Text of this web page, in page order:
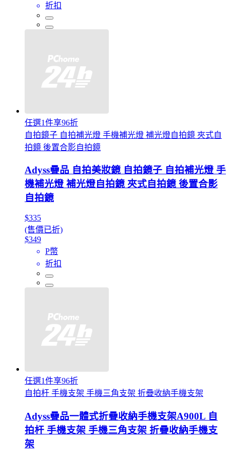
折扣
任選1件享96折
自拍鏡子 自拍補光燈 手機補光燈 補光燈自拍鏡 夾式自
拍鏡 後置合影自拍鏡
Adyss疊品 自拍美妝鏡 自拍鏡子 自拍補光燈 手
機補光燈 補光燈自拍鏡 夾式自拍鏡 後置合影
自拍鏡
$335
(售價已折)
$349
P幣
折扣
任選1件享96折
自拍杆 手機支架 手機三角支架 折疊收納手機支架
Adyss疊品一體式折疊收納手機支架A900L 自
拍杆 手機支架 手機三角支架 折疊收納手機支
架